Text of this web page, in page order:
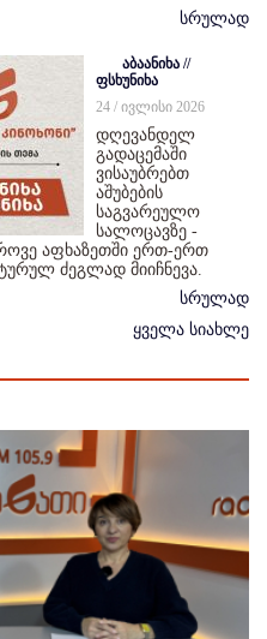
სრულად
აბაანიხა //
ფსხუნიხა
24 / ივლისი 2026
დღევანდელ
გადაცემაში
ვისაუბრებთ
აშუბების
საგვარეულო
სალოცავზე -
აფხაზეთში ერთ-ერთ
ძეგლად მიიჩნევა.
სრულად
ყველა სიახლე